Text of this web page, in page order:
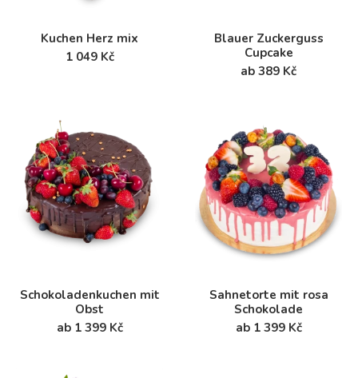
Kuchen Herz mix
1 049 Kč
Blauer Zuckerguss
Cupcake
ab 389 Kč
Schokoladenkuchen mit
Obst
ab 1 399 Kč
Sahnetorte mit rosa
Schokolade
ab 1 399 Kč